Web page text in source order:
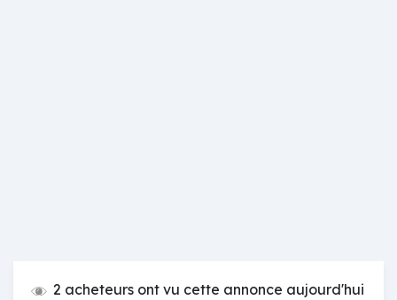
2 acheteurs ont vu cette annonce aujourd'hui